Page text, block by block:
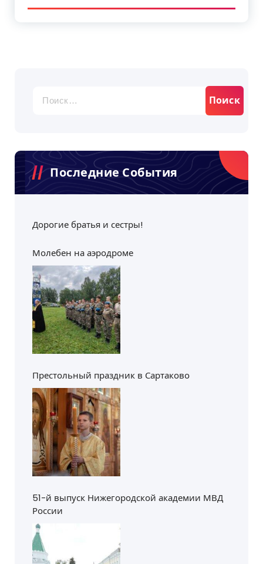
Последние События
Дорогие братья и сестры!
Молебен на аэродроме
Престольный праздник в Сартаково
51-й выпуск Нижегородской академии МВД
России